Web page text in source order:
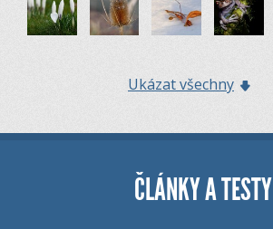
Ukázat všechny
ČLÁNKY A TESTY